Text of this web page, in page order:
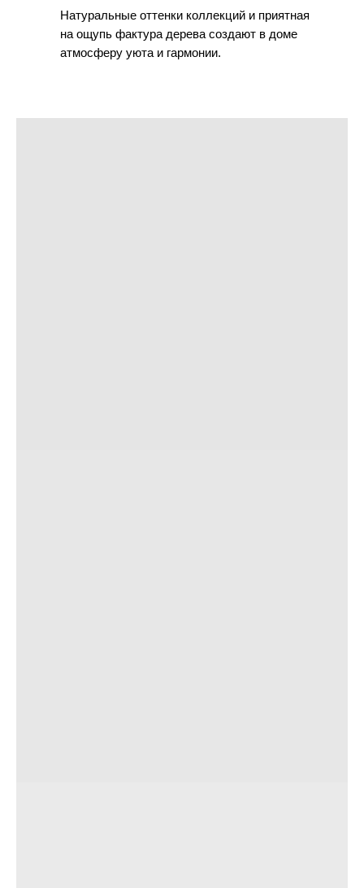
Натуральные оттенки коллекций и приятная
на ощупь фактура дерева создают в доме
атмосферу уюта и гармонии.